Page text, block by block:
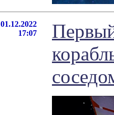
01.12.2022
17:07